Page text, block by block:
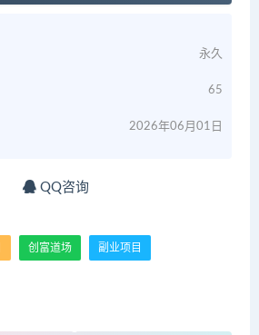
永久
65
2026年06月01日
QQ咨询
创富道场 副业项目